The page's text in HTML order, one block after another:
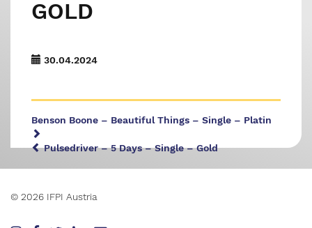
GOLD
30.04.2024
Benson Boone – Beautiful Things – Single – Platin
Pulsedriver – 5 Days – Single – Gold
© 2026 IFPI Austria